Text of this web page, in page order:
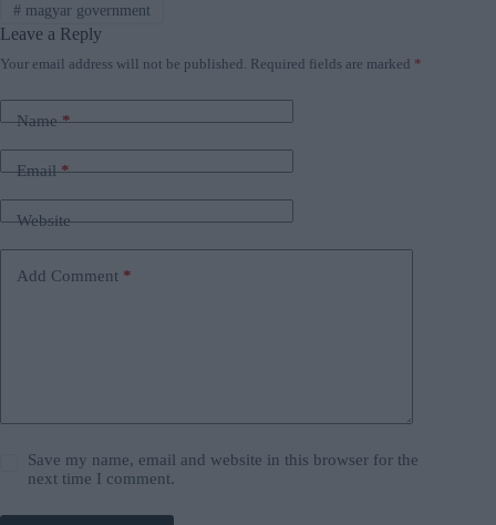
#magyar government
Leave a Reply
Your email address will not be published. Required fields are marked *
Name*
Email*
Website
Add Comment *
Save my name, email and website in this browser for the
next time I comment.